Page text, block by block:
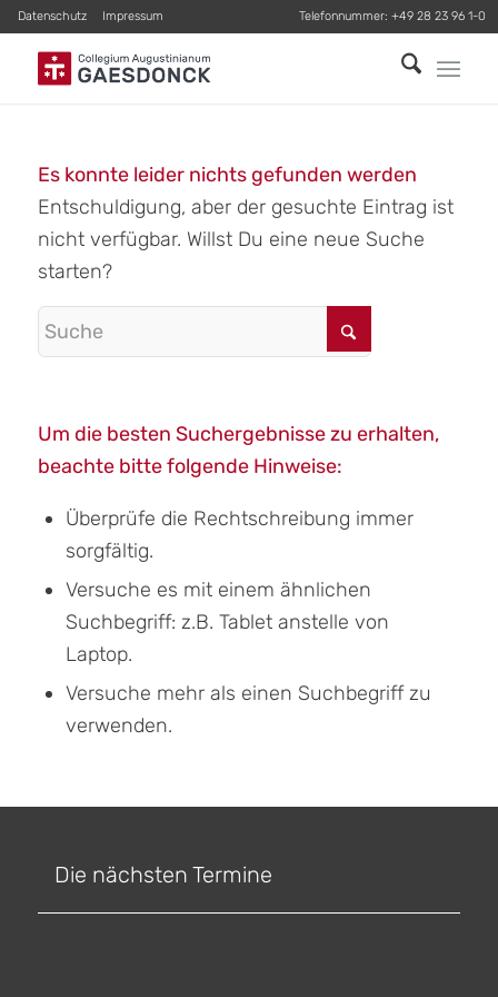
Datenschutz Impressum Telefonnummer: +49 28 23 96 1-0
Es konnte leider nichts gefunden werden
Entschuldigung, aber der gesuchte Eintrag ist
nicht verfügbar. Willst Du eine neue Suche
starten?
Um die besten Suchergebnisse zu erhalten,
beachte bitte folgende Hinweise:
Überprüfe die Rechtschreibung immer
sorgfältig.
Versuche es mit einem ähnlichen
Suchbegriff: z.B. Tablet anstelle von
Laptop.
Versuche mehr als einen Suchbegriff zu
verwenden.
Die nächsten Termine